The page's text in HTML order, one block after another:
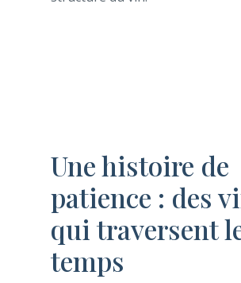
Une histoire de
patience : des
qui traversent
temps